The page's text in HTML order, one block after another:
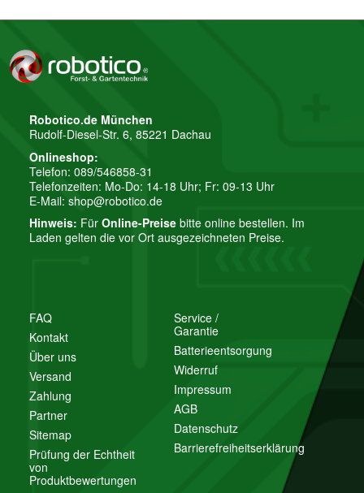
FAQ
Kontakt
Über uns
Versand
Zahlung
Partner
Sitemap
Prüfung der Echtheit
von
Produktbewertungen
Service /
Garantie
Batterieentsorgung
Widerruf
Impressum
AGB
Datenschutz
Barrierefreiheitserklärung
Robotico.de München
Rudolf-Diesel-Str. 6, 85221 Dachau
Onlineshop:
Telefon: 089/546858-31
Telefonzeiten: Mo-Do: 14-18 Uhr; Fr: 09-13 Uhr
E-Mail: shop@robotico.de
Hinweis: Für Online-Preise bitte online bestellen. Im
Laden gelten die vor Ort ausgezeichneten Preise.